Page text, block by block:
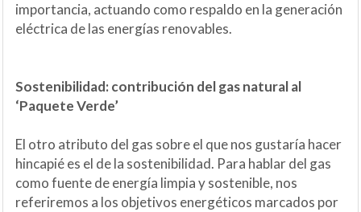
importancia, actuando como respaldo en la generación
eléctrica de las energías renovables.
Sostenibilidad: contribución del gas natural al
‘Paquete Verde’
El otro atributo del gas sobre el que nos gustaría hacer
hincapié es el de la sostenibilidad. Para hablar del gas
como fuente de energía limpia y sostenible, nos
referiremos a los objetivos energéticos marcados por